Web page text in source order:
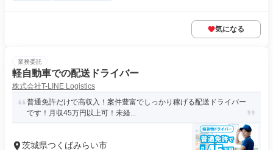
気になる
業務委託
軽自動車での配送ドライバー
株式会社T-LINE Logistics
普通免許だけで高収入！案件豊富でしっかり稼げる配送ドライバー
です！月収45万円以上可！未経...
茨城県つくばみらい市